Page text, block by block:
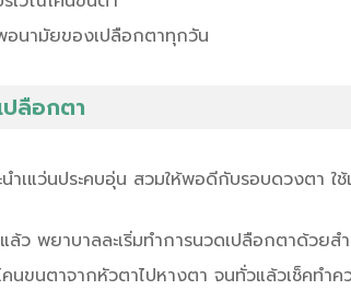
นามัยของเปลือกตาทุกวัน
ปลือกตา
ำเแว่นประคบอุ่น สวมให้พอดีกับรอบดวงตา
ล้ว พยาบาลละเริ่มทำการนวดเปลือกตาด้วย
นขนตาจากหัวตาไปหางตา จนทั่วแล้วเช็คทำค